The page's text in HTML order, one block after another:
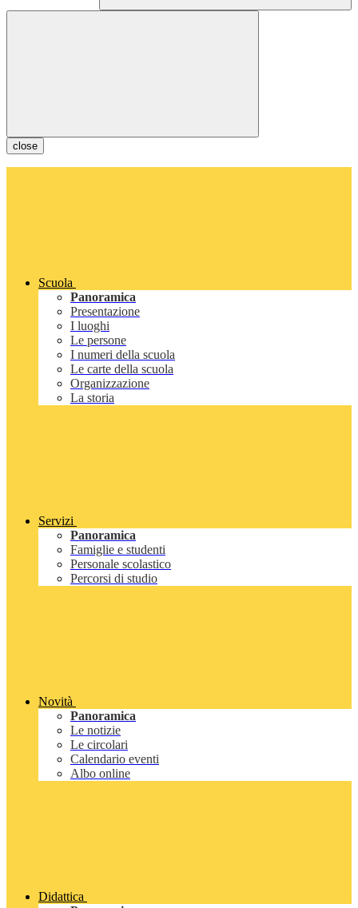
close
Scuola
Panoramica
Presentazione
I luoghi
Le persone
I numeri della scuola
Le carte della scuola
Organizzazione
La storia
Servizi
Panoramica
Famiglie e studenti
Personale scolastico
Percorsi di studio
Novità
Panoramica
Le notizie
Le circolari
Calendario eventi
Albo online
Didattica